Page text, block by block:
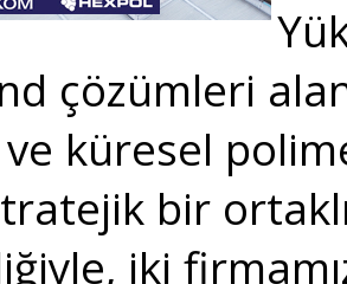
çözümleri
küresel
bir
iki